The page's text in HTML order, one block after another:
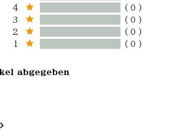
4
( 0 )
3
( 0 )
2
( 0 )
1
( 0 )
abgegeben